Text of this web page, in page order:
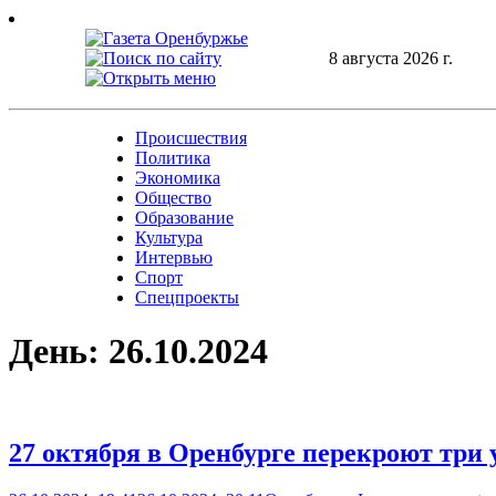
Skip
8 августа 2026 г.
Происшествия
Политика
Экономика
Общество
Образование
Культура
Интервью
Спорт
Спецпроекты
День: 26.10.2024
27 октября в Оренбурге перекроют три